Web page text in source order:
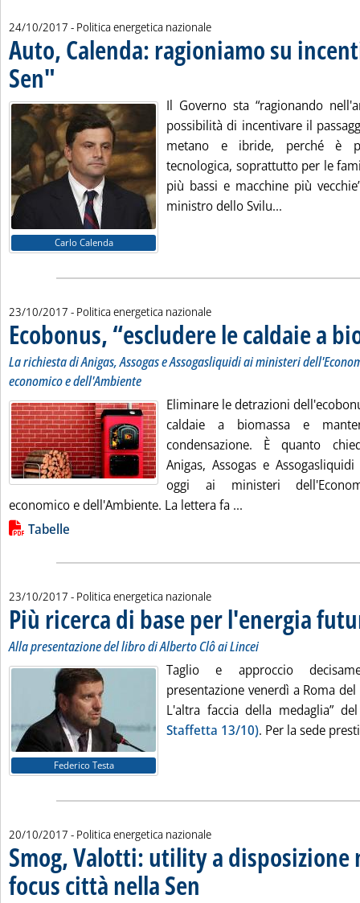
24/10/2017 - Politica energetica nazionale
Auto, Calenda: ragioniamo su
Sen" . Pubblicata martedì 24 ottobre 2017 alle 12.54.
Carlo Calenda
Il Governo sta “ragionando
possibilità di incentivare il
metano e ibride, perché è
tecnologica, soprattutto per le
più bassi e macchine più
ministro dello Svilu...
23/10/2017 - Politica energetica nazionale
Ecobonus, “escludere le caldaie a
La richiesta di Anigas, Assogas e Assogasliquidi ai ministeri
economico e dell'Ambiente
Eliminare le detrazioni
caldaie a biomassa e
condensazione. È quanto
Anigas, Assogas e
oggi ai ministeri
economico e dell'Ambiente. La lettera fa ...
Lista allegati PDF alla notizia
Tabelle
23/10/2017 - Politica energetica nazionale
Più ricerca di base per l'energia
Alla presentazione del libro di Alberto Clô ai Lincei
Federico Testa
Taglio e approccio
presentazione venerdì a Roma
L'altra faccia della medaglia”
Staffetta 13/10). Per la sede
20/10/2017 - Politica energetica nazionale
Smog, Valotti: utility a disposizione
focus città nella Sen. Sottotitolo: Il presidente di Utilitalia:
. Pubblicata venerdì 20 ottobre 2017 alle